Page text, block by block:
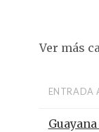
Ver más
ENTRADA
Guayana